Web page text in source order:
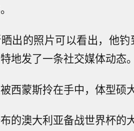
出的照片可以看出，他
地发了一条社交媒体动态。
西蒙斯拎在手中，体型硕
的澳大利亚备战世界杯的